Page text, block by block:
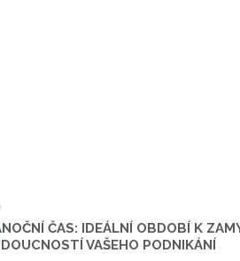
ČAS: IDEÁLNÍ OBDOBÍ K
VAŠEHO PODNIKÁNÍ